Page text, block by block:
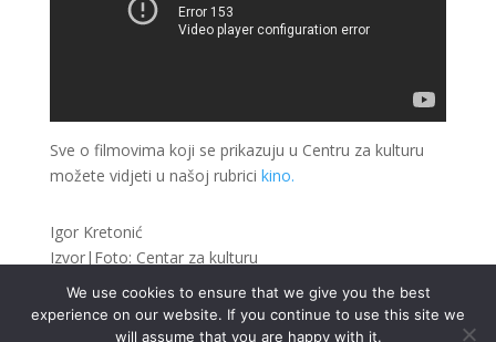
Sve o filmovima koji se prikazuju u Centru za kulturu
možete vidjeti u našoj rubrici kino.
Igor Kretonić
Izvor|Foto: Centar za kulturu
We use cookies to ensure that we give you the best
experience on our website. If you continue to use this site we
will assume that you are happy with it.